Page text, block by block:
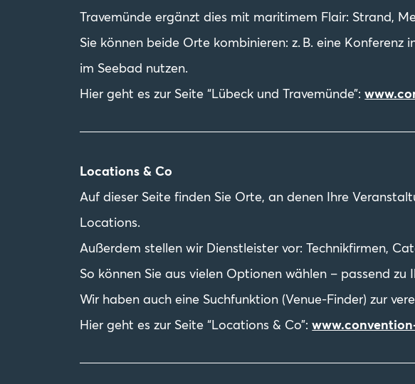
Travemünde ergänzt dies mit maritimem Flair: Strand,
Sie können beide Orte kombinieren: z. B. eine
im Seebad nutzen.
Hier geht es zur Seite “Lübeck und Travemünde”:
Locations & Co
Auf dieser Seite finden Sie Orte, an denen Ihre
Locations.
Außerdem stellen wir Dienstleister vor: Technikfirmen,
So können Sie aus vielen Optionen wählen – passend zu
Wir haben auch eine Suchfunktion (Venue-Finder) zur
Hier geht es zur Seite “Locations & Co”: